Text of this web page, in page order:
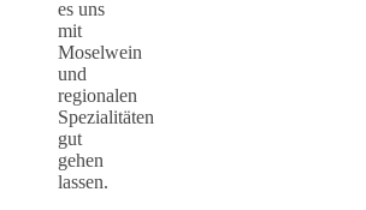
es uns
mit
Moselwein
und
regionalen
Spezialitäten
gut
gehen
lassen.